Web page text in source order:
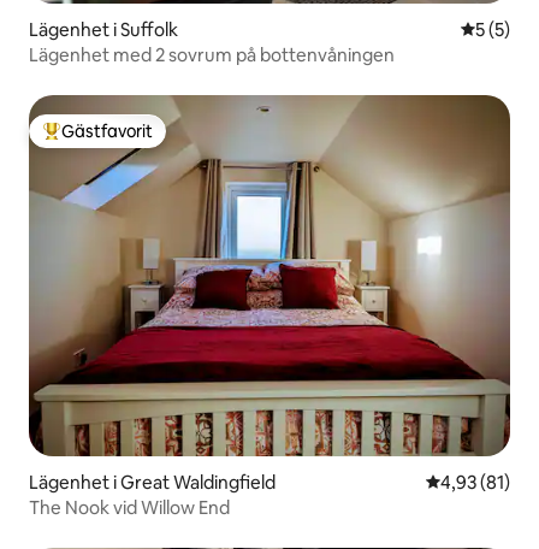
Lägenhet i Suffolk 5 av 5 i
5 (5)
Lägenhet med 2 sovrum på bottenvåningen
Populär gästfavorit
Gästfavorit
Lägenhet i Great Waldingfield 4,93 av 5 i
4,93 (81)
The Nook vid Willow End